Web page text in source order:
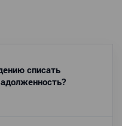
списать